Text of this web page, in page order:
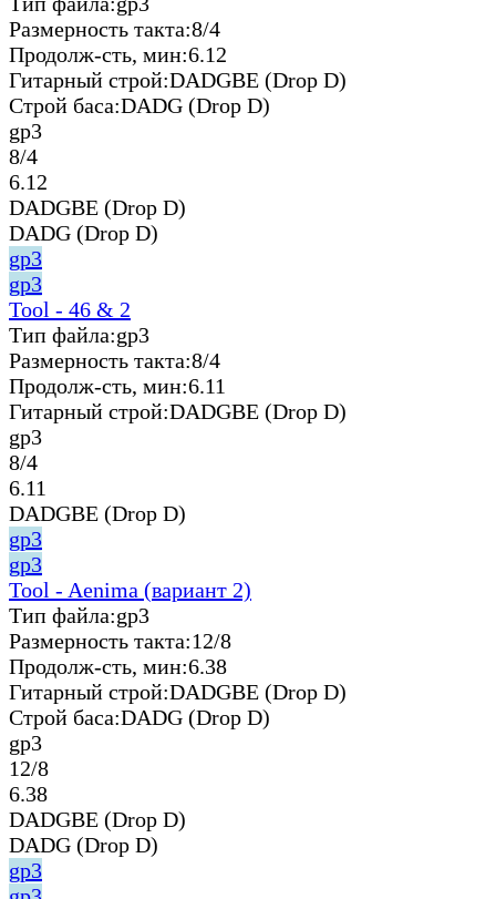
Размерность такта:8/4
Продолж-сть, мин:6.12
Гитарный строй:DADGBE (Drop D)
Строй баса:DADG (Drop D)
gp3
8/4
6.12
DADGBE (Drop D)
DADG (Drop D)
gp3
gp3
Tool - 46 & 2
Тип файла:gp3
Размерность такта:8/4
Продолж-сть, мин:6.11
Гитарный строй:DADGBE (Drop D)
gp3
8/4
6.11
DADGBE (Drop D)
gp3
gp3
Tool - Aenima (вариант 2)
Тип файла:gp3
Размерность такта:12/8
Продолж-сть, мин:6.38
Гитарный строй:DADGBE (Drop D)
Строй баса:DADG (Drop D)
gp3
12/8
6.38
DADGBE (Drop D)
DADG (Drop D)
gp3